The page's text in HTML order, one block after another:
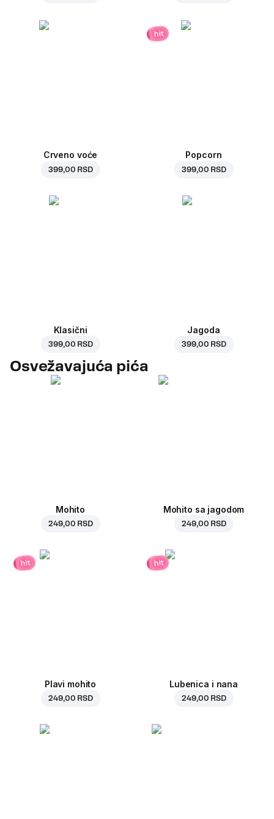
Crveno voće
399,00 RSD
hit
Popcorn
399,00 RSD
Klasični
399,00 RSD
Jagoda
399,00 RSD
Osvežavajuća pića
Mohito
249,00 RSD
Mohito sa jagodom
249,00 RSD
hit
Plavi mohito
249,00 RSD
hit
Lubenica i nana
249,00 RSD